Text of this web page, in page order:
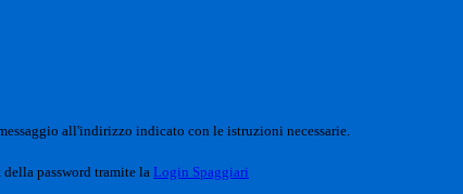
all'indirizzo indicato con le istruzioni necessarie.
password tramite la Login Spaggiari